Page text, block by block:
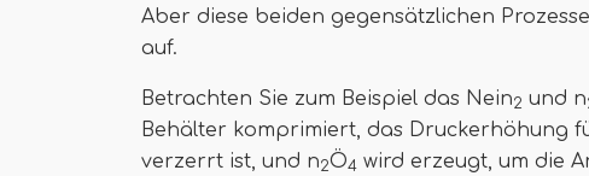
Aber diese beiden gegensätzlichen
auf.
Betrachten Sie zum Beispiel das Nein2 und n
Behälter komprimiert, das Druckerhöhung
verzerrt ist, und n2Ö4 wird erzeugt, um die